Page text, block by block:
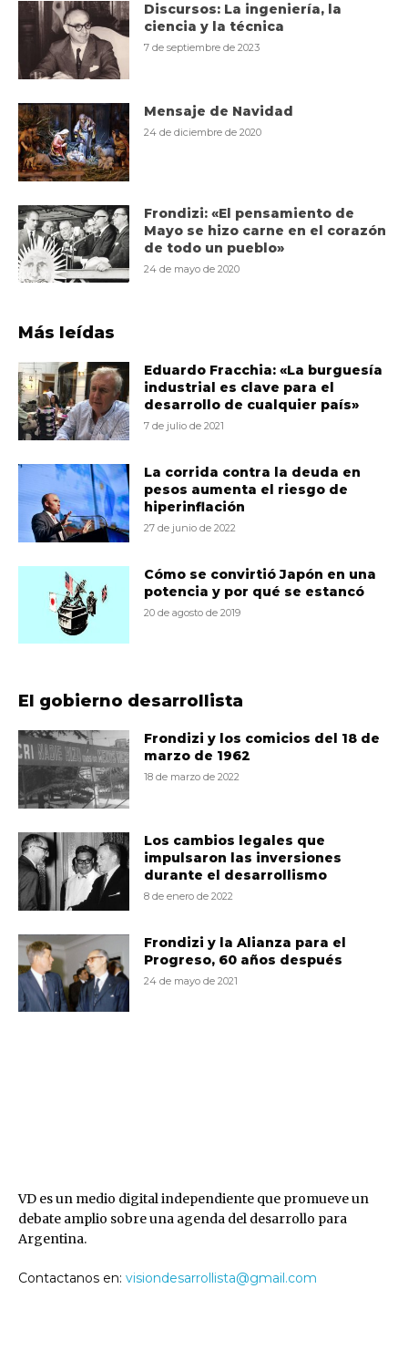
Discursos: La ingeniería, la
ciencia y la técnica
7 de septiembre de 2023
Mensaje de Navidad
24 de diciembre de 2020
Frondizi: «El pensamiento de
Mayo se hizo carne en el corazón
de todo un pueblo»
24 de mayo de 2020
Más leídas
Eduardo Fracchia: «La burguesía
industrial es clave para el
desarrollo de cualquier país»
7 de julio de 2021
La corrida contra la deuda en
pesos aumenta el riesgo de
hiperinflación
27 de junio de 2022
Cómo se convirtió Japón en una
potencia y por qué se estancó
20 de agosto de 2019
El gobierno desarrollista
Frondizi y los comicios del 18 de
marzo de 1962
18 de marzo de 2022
Los cambios legales que
impulsaron las inversiones
durante el desarrollismo
8 de enero de 2022
Frondizi y la Alianza para el
Progreso, 60 años después
24 de mayo de 2021
VD es un medio digital independiente que promueve un
debate amplio sobre una agenda del desarrollo para
Argentina.
Contactanos en: visiondesarrollista@gmail.com